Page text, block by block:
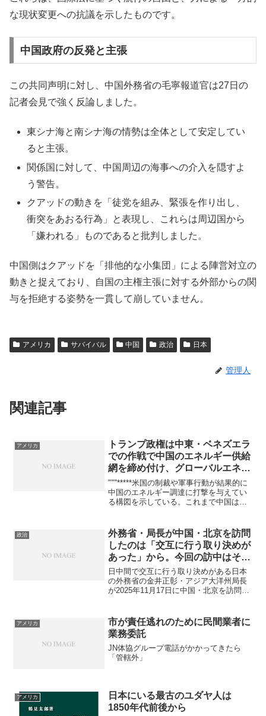
な現状変更への抗議を示したものです。
中国政府の反発と主張
この共同声明に対し、中国外務省の毛寧報道官は27日の
記者会見で強く反論しました。
東シナ海と南シナ海の情勢は全体として安定してい
ると主張。
関係国に対して、中国周辺の海事への介入を隠すよ
う警告。
クアッドの動きを「徒党を組み、緊張を作り出し、
衝突をあおる行為」と表現し、これらは周辺国から
「嫌われる」ものであると批判しました。
中国側はクアッドを「排他的な小集団」による陣営対立の
動きと捉えており、自国の主権主張に対する外部からの関
与を拒絶する姿勢を一貫して崩していません。
アメリカ サバイバル 中国 政治 日本
管理人
関連記事
アメリカ
トランプ政権は中東・ベネズエラ
での作戦で中国のエネルギー供給
網を締め付け、グローバルエネル
ギー支配を拡大
"""*****米国の制裁や軍事行動が結果的に
中国のエネルギー調達に打撃を与えてい
る構図を示している。これまで中国は、
位を保ってきたが、紛争や政策変更によ
りその仕組みが...
政治
外務省・局長が中国・北京を訪問
したのは「交互に行う取り決めが
あった」から。今回の訪中はその
ルールに基づいた定期的な協議の
一環
日中間で交互に行う取り決めがある日本
の外務省の金井正彰・アジア大洋州局長
が2025年11月17日に中国・北京を訪問し
側が強く反発していることを受け、日本
政府の立場を直接...
アメリカ
市が責任逃れのために民間業者に
業務委託
JN体協グループ電話がかかってきたら
「管轄外」
アメリカ
日本にいる最古のユダヤ人は
1850年代前後から